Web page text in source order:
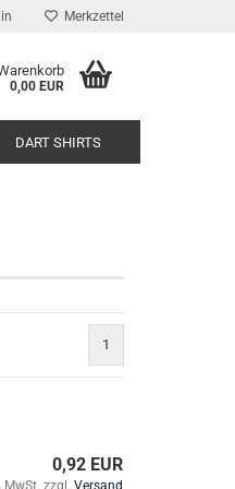
Merkzettel
0,00 EUR
DART SHIRTS
1
0,92 EUR
MwSt. zzgl. Versand